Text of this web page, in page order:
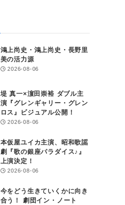
鴻上尚史・鴻上尚史・長野里
美の活力源
2026-08-06
堤 真一×濵田崇裕 ダブル主
演『グレンギャリー・グレン
ロス』ビジュアル公開！
2026-08-06
本仮屋ユイカ主演、昭和歌謡
劇『歌の銀座パラダイス♪』
上演決定！
2026-08-06
今をどう生きていくかに向き
合う！ 劇団イン・ノート